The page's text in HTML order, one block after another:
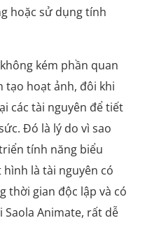
hoặc sử dụng tính
kém phần quan
hoạt ảnh, đôi khi
các tài nguyên để tiết
Đó là lý do vì sao
tính năng biểu
là tài nguyên có
thời gian độc lập và có
Saola Animate, rất dễ